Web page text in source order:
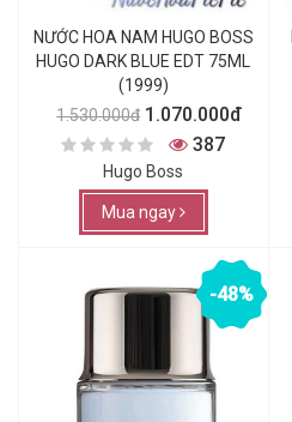
NƯỚC HOA NAM HUGO BOSS
HUGO DARK BLUE EDT 75ML
(1999)
1.530.000đ 1.070.000đ
387
Hugo Boss
Mua ngay
-48%